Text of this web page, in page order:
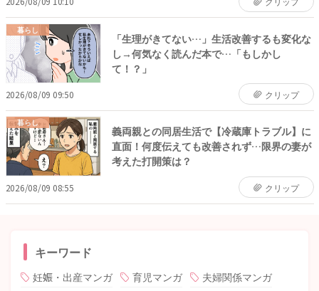
暮らし
「生理がきてない…」生活改善するも変化な
し→何気なく読んだ本で…「もしかし
て！？」
2026/08/09 09:50 クリップ
暮らし
義両親との同居生活で【冷蔵庫トラブル】に
直面！何度伝えても改善されず…限界の妻が
考えた打開策は？
2026/08/09 08:55 クリップ
キーワード
妊娠・出産マンガ 育児マンガ
夫婦関係マンガ